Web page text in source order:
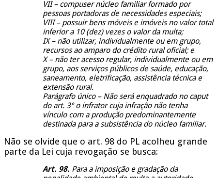
VII – compuser núcleo familiar formado por
pessoas portadoras de necessidades especiais;
VIII – possuir bens móveis e imóveis no valor total
inferior a 10 (dez) vezes o valor da multa;
IX – não utilizar, individualmente ou em grupo,
recursos ao amparo do crédito rural oficial; e
X – não ter acesso regular, individualmente ou em
grupo, aos serviços públicos de saúde, educação,
saneamento, eletrificação, assistência técnica e
extensão rural.
Parágrafo único – Não será enquadrado no caput
do art. 3º o infrator cuja infração não tenha
vínculo com a produção predominantemente
destinada para a subsistência do núcleo familiar.
Não se olvide que o art. 98 do PL acolheu grande
parte da Lei cuja revogação se busca:
Art. 98. Para a imposição e gradação da